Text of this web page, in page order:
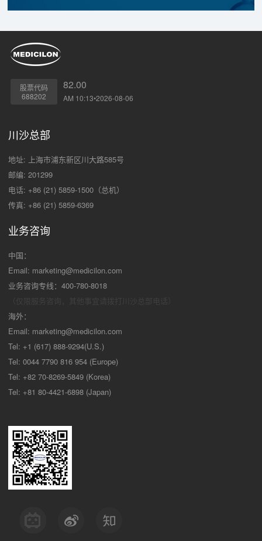
股票代码
688202
82.00
AM 10:13•2026-08-06
川沙总部
地址: 上海市浦东新区川大路585号
邮编: 201299
电话: +86 (21) 5859-1500（总机）
传真: +86 (21) 5859-6369
业务咨询
中国：
Email: marketing@medicilon.com
业务咨询专线：400-780-8018
海外：
Email: marketing@medicilon.com
Tel: +1 (617) 888-9294(U.S.)
Tel: 0044 7790 816 954 (Europe)
Tel: +82 70-8269-5849 (Korea)
Tel: +81 80-4421-6898 (Japan)